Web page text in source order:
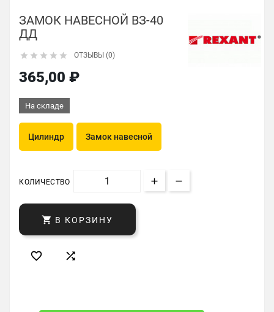
ЗАМОК НАВЕСНОЙ ВЗ-40
ДД
     ОТЗЫВЫ (0)
365,00 ₽
На складе
Цилиндр Замок навесной
КОЛИЧЕСТВО
 В КОРЗИНУ
 